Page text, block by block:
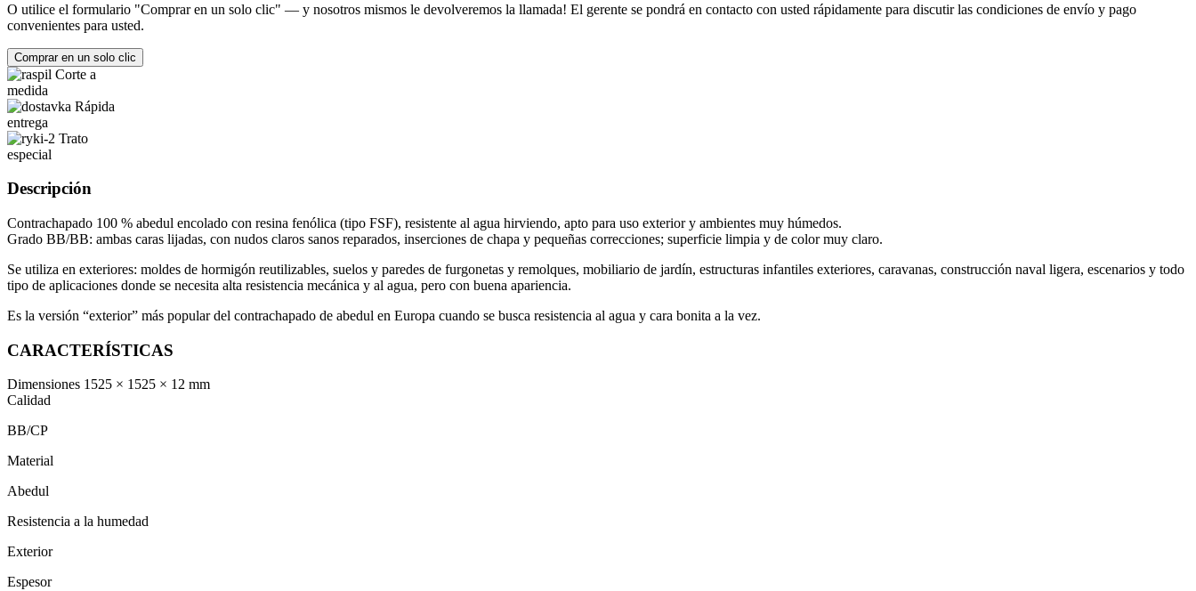
O utilice el formulario "Comprar en un solo clic" — y nosotros mismos le devolveremos la llamada! El gerente se pondrá en contacto con usted rápidamente para discutir las condiciones de envío y pago
convenientes para usted.
Comprar en un solo clic
Corte a
medida
Rápida
entrega
Trato
especial
Descripción
Contrachapado 100 % abedul encolado con resina fenólica (tipo FSF), resistente al agua hirviendo, apto para uso exterior y ambientes muy húmedos.
Grado BB/BB: ambas caras lijadas, con nudos claros sanos reparados, inserciones de chapa y pequeñas correcciones; superficie limpia y de color muy claro.
Se utiliza en exteriores: moldes de hormigón reutilizables, suelos y paredes de furgonetas y remolques, mobiliario de jardín, estructuras infantiles exteriores, caravanas, construcción naval ligera, escenarios y todo
tipo de aplicaciones donde se necesita alta resistencia mecánica y al agua, pero con buena apariencia.
Es la versión “exterior” más popular del contrachapado de abedul en Europa cuando se busca resistencia al agua y cara bonita a la vez.
CARACTERÍSTICAS
Dimensiones 1525 × 1525 × 12 mm
Calidad
BB/CP
Material
Abedul
Resistencia a la humedad
Exterior
Espesor